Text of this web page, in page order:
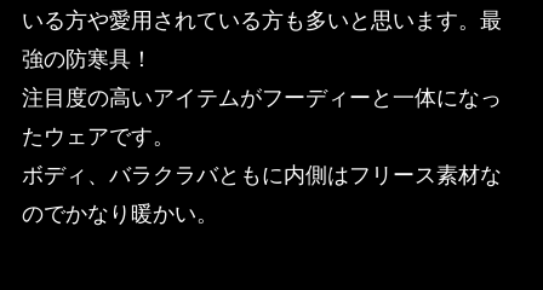
いる方や愛用されている方も多いと思います。最
強の防寒具！
注目度の高いアイテムがフーディーと一体になっ
たウェアです。
ボディ、バラクラバともに内側はフリース素材な
のでかなり暖かい。